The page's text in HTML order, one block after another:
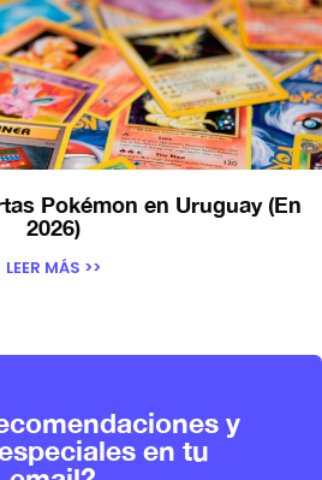
Pokémon en Uruguay (En
2026)
LEER MÁS >>
y
en tu